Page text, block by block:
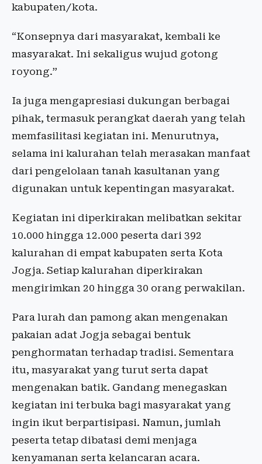
kabupaten/kota.
“Konsepnya dari masyarakat, kembali ke
masyarakat. Ini sekaligus wujud gotong
royong.”
Ia juga mengapresiasi dukungan berbagai
pihak, termasuk perangkat daerah yang telah
memfasilitasi kegiatan ini. Menurutnya,
selama ini kalurahan telah merasakan manfaat
dari pengelolaan tanah kasultanan yang
digunakan untuk kepentingan masyarakat.
Kegiatan ini diperkirakan melibatkan sekitar
10.000 hingga 12.000 peserta dari 392
kalurahan di empat kabupaten serta Kota
Jogja. Setiap kalurahan diperkirakan
mengirimkan 20 hingga 30 orang perwakilan.
Para lurah dan pamong akan mengenakan
pakaian adat Jogja sebagai bentuk
penghormatan terhadap tradisi. Sementara
itu, masyarakat yang turut serta dapat
mengenakan batik. Gandang menegaskan
kegiatan ini terbuka bagi masyarakat yang
ingin ikut berpartisipasi. Namun, jumlah
peserta tetap dibatasi demi menjaga
kenyamanan serta kelancaran acara.